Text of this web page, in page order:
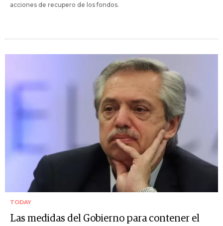
acciones de recupero de los fondos.
TODAY
Las medidas del Gobierno para contener el